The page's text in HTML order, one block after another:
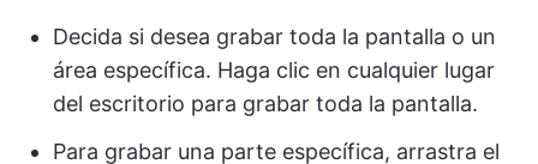
Decida si desea grabar toda la pantalla o un
área específica. Haga clic en cualquier lugar
del escritorio para grabar toda la pantalla.
Para grabar una parte específica, arrastra el